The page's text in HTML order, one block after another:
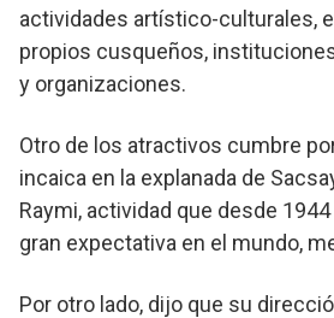
actividades artístico-culturales,
propios cusqueños,
y organizaciones.
Otro de los atractivos cumbre
incaica en la explanada de
Raymi, actividad que desde
gran expectativa en el mundo,
Por otro lado, dijo que su